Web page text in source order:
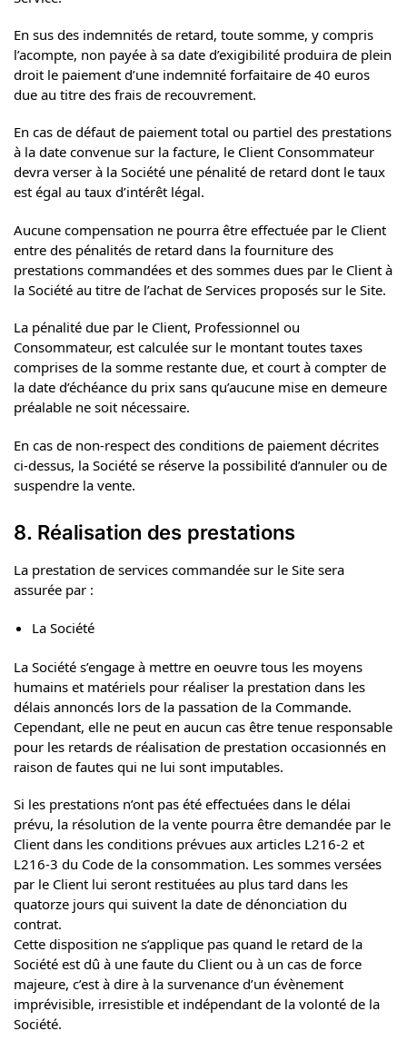
En sus des indemnités de retard, toute somme, y compris
l’acompte, non payée à sa date d’exigibilité produira de plein
droit le paiement d’une indemnité forfaitaire de 40 euros
due au titre des frais de recouvrement.
En cas de défaut de paiement total ou partiel des prestations
à la date convenue sur la facture, le Client Consommateur
devra verser à la Société une pénalité de retard dont le taux
est égal au taux d’intérêt légal.
Aucune compensation ne pourra être effectuée par le Client
entre des pénalités de retard dans la fourniture des
prestations commandées et des sommes dues par le Client à
la Société au titre de l’achat de Services proposés sur le Site.
La pénalité due par le Client, Professionnel ou
Consommateur, est calculée sur le montant toutes taxes
comprises de la somme restante due, et court à compter de
la date d’échéance du prix sans qu’aucune mise en demeure
préalable ne soit nécessaire.
En cas de non-respect des conditions de paiement décrites
ci-dessus, la Société se réserve la possibilité d’annuler ou de
suspendre la vente.
8. Réalisation des prestations
La prestation de services commandée sur le Site sera
assurée par :
La Société
La Société s’engage à mettre en oeuvre tous les moyens
humains et matériels pour réaliser la prestation dans les
délais annoncés lors de la passation de la Commande.
Cependant, elle ne peut en aucun cas être tenue responsable
pour les retards de réalisation de prestation occasionnés en
raison de fautes qui ne lui sont imputables.
Si les prestations n’ont pas été effectuées dans le délai
prévu, la résolution de la vente pourra être demandée par le
Client dans les conditions prévues aux articles L216-2 et
L216-3 du Code de la consommation. Les sommes versées
par le Client lui seront restituées au plus tard dans les
quatorze jours qui suivent la date de dénonciation du
contrat.
Cette disposition ne s’applique pas quand le retard de la
Société est dû à une faute du Client ou à un cas de force
majeure, c’est à dire à la survenance d’un évènement
imprévisible, irresistible et indépendant de la volonté de la
Société.